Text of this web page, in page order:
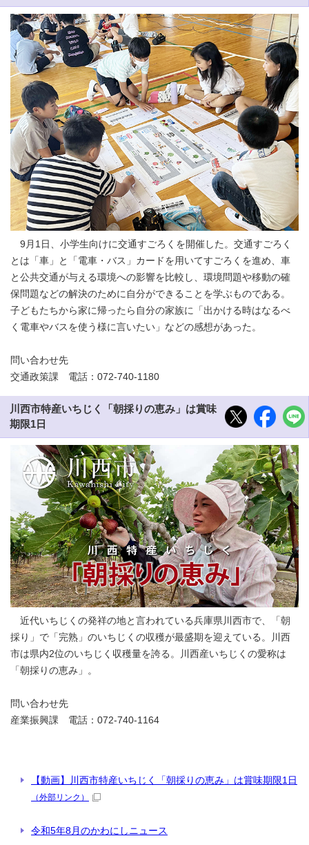
9月1日、小学生向けに交通すごろくを開催した。交通すごろく
とは「車」と「電車・バス」カードを用いてすごろくを進め、車
と公共交通が与える環境への影響を比較し、環境問題や移動の確
保問題などの解決のために自分ができることを学ぶものである。
子どもたちから家に帰ったら自分の家族に「出かける時はなるべ
く電車やバスを使う様に言いたい」などの感想があった。
問い合わせ先
交通政策課 電話：072-740-1180
川西市特産いちじく「朝採りの恵み」は賞味
期限1日
近代いちじくの発祥の地と言われている兵庫県川西市で、「朝
採り」で「完熟」のいちじくの収穫が最盛期を迎えている。川西
市は県内2位のいちじく収穫量を誇る。川西産いちじくの愛称は
「朝採りの恵み」。
問い合わせ先
産業振興課 電話：072-740-1164
【動画】川西市特産いちじく「朝採りの恵み」は賞味期限1日
（外部リンク）
令和5年8月のかわにしニュース